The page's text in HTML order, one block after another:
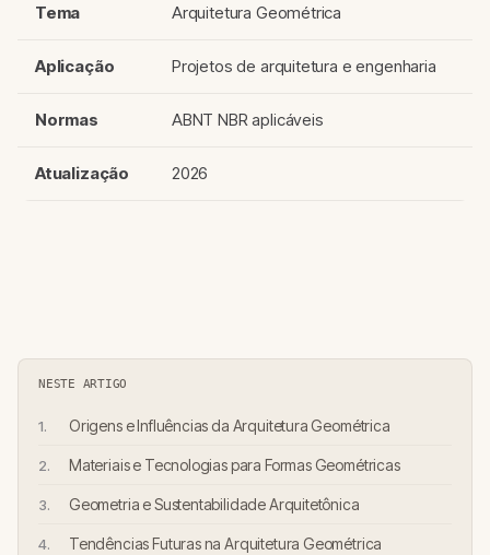
Tema Arquitetura Geométrica
Aplicação Projetos de arquitetura e engenharia
Normas ABNT NBR aplicáveis
Atualização 2026
NESTE ARTIGO
Origens e Influências da Arquitetura Geométrica
Materiais e Tecnologias para Formas Geométricas
Geometria e Sustentabilidade Arquitetônica
Tendências Futuras na Arquitetura Geométrica